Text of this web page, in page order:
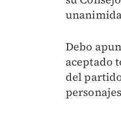
Debo
aceptado
del